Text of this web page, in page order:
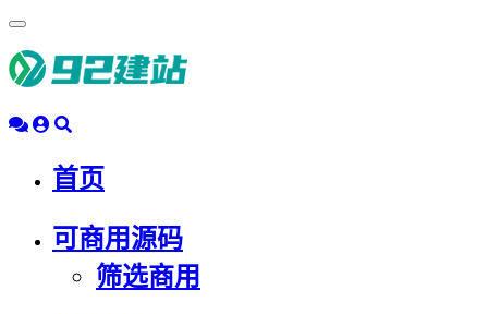
动
导
首页
可商用源码
筛选商用